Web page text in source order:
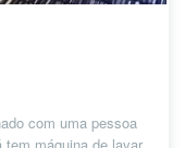
com uma pessoa